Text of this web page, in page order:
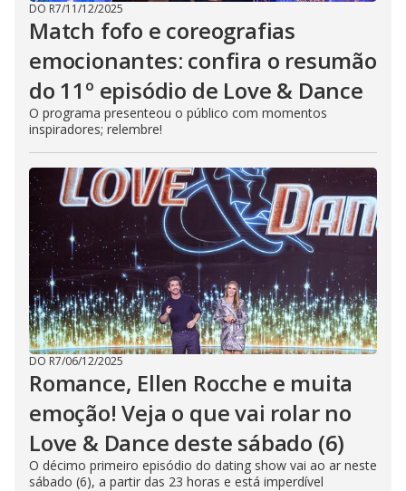
DO R7/11/12/2025
Match fofo e coreografias
emocionantes: confira o resumão
do 11º episódio de Love & Dance
O programa presenteou o público com momentos
inspiradores; relembre!
DO R7/06/12/2025
Romance, Ellen Rocche e muita
emoção! Veja o que vai rolar no
Love & Dance deste sábado (6)
O décimo primeiro episódio do dating show vai ao ar neste
sábado (6), a partir das 23 horas e está imperdível